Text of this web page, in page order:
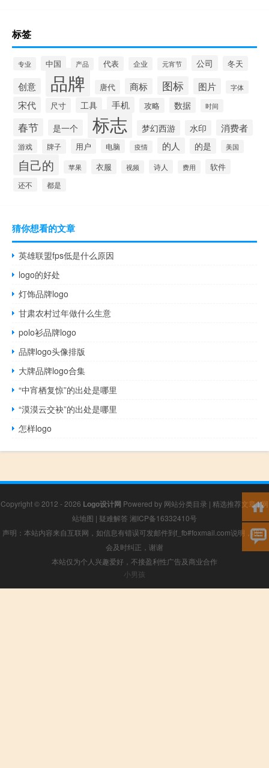
标签
专业 中国 产品 代表 企业 元宵节 公司 冬天
创意 品牌 唐代 商标 图标 图片 字体
宋代 尺寸 工具 手机 攻略 数据 时间
春节 是一个 标志 梦幻西游 水印 消费者
游戏 牌子 用户 电脑 疫情 的人 的是 美国
自己的 苹果 衣服 视频 诗人 费用 软件
还不 都是
猜你想看的文章
英雄联盟fps低是什么原因
logo的好处
灯饰品牌logo
甘肃农村过年做什么生意
polo衫品牌logo
品牌logo头像排版
大牌品牌logo合集
“中宵栖复惊”的出处是哪里
“漠漠云交袂”的出处是哪里
怎样logo
Copyright © 2012 - 2026 Logo设计网 Powered by 网站分类目录 | 精选推荐文章|网
站地图 | 疑难解答 湘ICP备16332410号
声明：本站内容来自互联网，如信息有错误可发邮件到f_fb#foxmail.com说明，我们
会及时纠正，谢谢
本站仅为个人兴趣爱好，不接盈利性广告及商业合作
小男孩